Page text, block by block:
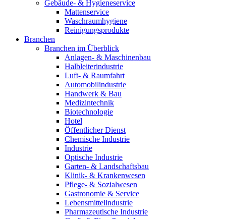
Gebäude- & Hygieneservice
Mattenservice
Waschraumhygiene
Reinigungsprodukte
Branchen
Branchen im Überblick
Anlagen- & Maschinenbau
Halbleiterindustrie
Luft- & Raumfahrt
Automobilindustrie
Handwerk & Bau
Medizintechnik
Biotechnologie
Hotel
Öffentlicher Dienst
Chemische Industrie
Industrie
Optische Industrie
Garten- & Landschaftsbau
Klinik- & Krankenwesen
Pflege- & Sozialwesen
Gastronomie & Service
Lebensmittelindustrie
Pharmazeutische Industrie